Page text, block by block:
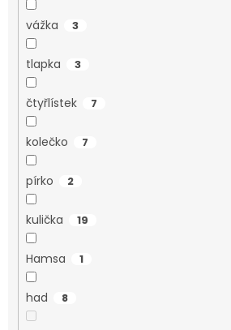
vážka 3
tlapka 3
čtyřlístek 7
kolečko 7
pírko 2
kulička 19
Hamsa 1
had 8